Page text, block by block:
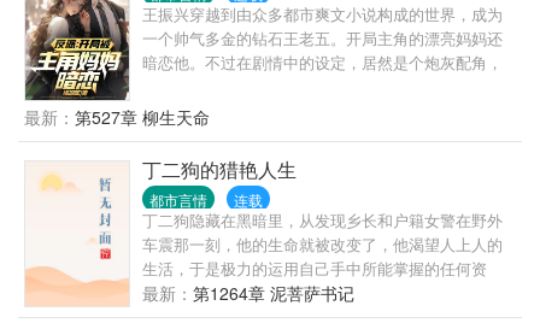
王振兴穿越到由众多都市爽文小说构成的世界，成为
一个帅气多金的钻石王老五。开局主角的漂亮妈妈还
暗恋他。不过在剧情中的设定，居然是个炮灰配角，
还用想吗？肯定是选2啊！
最新： 第527章 柳生天命
丁二狗的猎艳人生
都市言情 连载
丁二狗隐藏在黑暗里，从发现乡长和户籍女警在野外
车震那一刻，他的生命就被改变了，他渴望人上人的
生活，于是极力的运用自己手中所能掌握的任何资
源，拼命的向上爬，这一路上，成了他猎艳的旅
程……
最新： 第1264章 泥菩萨书记